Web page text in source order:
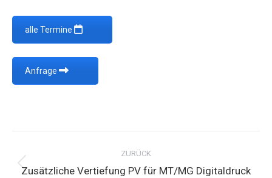
alle Termine
Anfrage
navigation
ZURÜCK
Previous
Zusätzliche Vertiefung PV für MT/MG Digitaldruck